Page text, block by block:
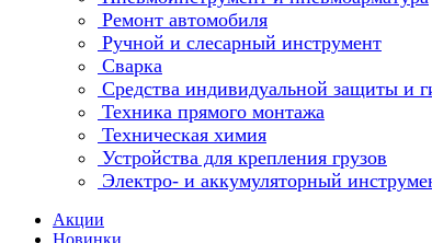
Ремонт автомобиля
Ручной и слесарный инструмент
Сварка
Средства индивидуальной защиты и
Техника прямого монтажа
Техническая химия
Устройства для крепления грузов
Электро- и аккумуляторный
Акции
Новинки